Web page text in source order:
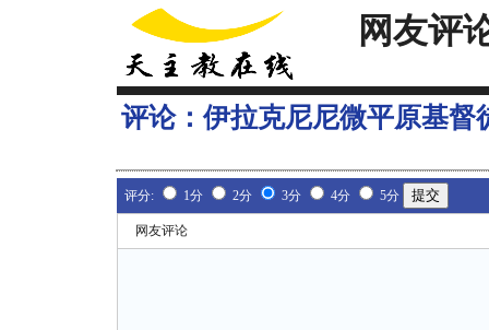
网友评
评论：伊拉克尼尼微平原基督
评分: 1分 2分 3分 4分 5分
网友评论